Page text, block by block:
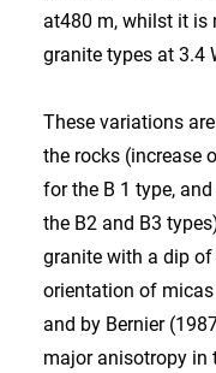
at480 m, whilst it is
granite types at 3.4
These variations
the rocks (increase
for the B 1 type,
the B2 and B3
granite with a dip of
orientation of
and by Bernier
major anisotropy in